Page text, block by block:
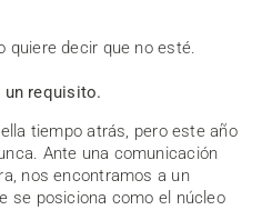
quiere decir que no esté.
un requisito.
tiempo atrás, pero este año
Ante una comunicación
nos encontramos a un
se posiciona como el núcleo